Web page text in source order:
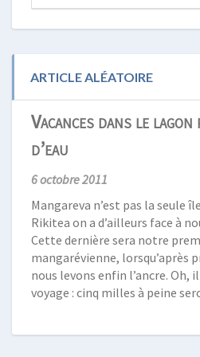
for:
ARTICLE ALÉATOIRE
Vacances dans le
d’eau
6 octobre 2011
Mangareva n’est pas la seule
Rikitea on a d’ailleurs face à
Cette dernière sera notre
mangarévienne, lorsqu’après
nous levons enfin l’ancre. Oh,
voyage : cinq milles à peine